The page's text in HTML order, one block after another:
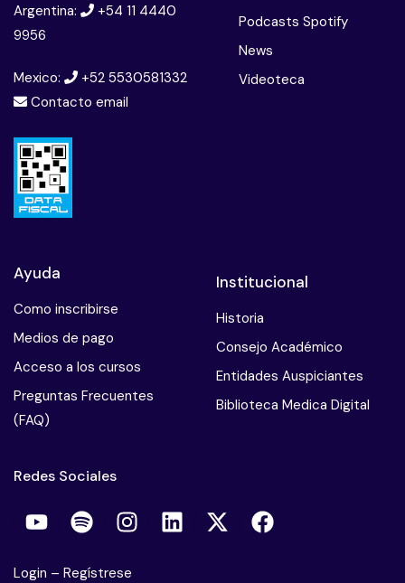
Argentina:
+54 11 4440
9956
Mexico:
+52 5530581332
Contacto email
Podcasts Spotify
News
Videoteca
Ayuda
Como inscribirse
Medios de pago
Acceso a los cursos
Preguntas Frecuentes
(FAQ)
Institucional
Historia
Consejo Académico
Entidades Auspiciantes
Biblioteca Medica Digital
Redes Sociales
Login – Regístrese